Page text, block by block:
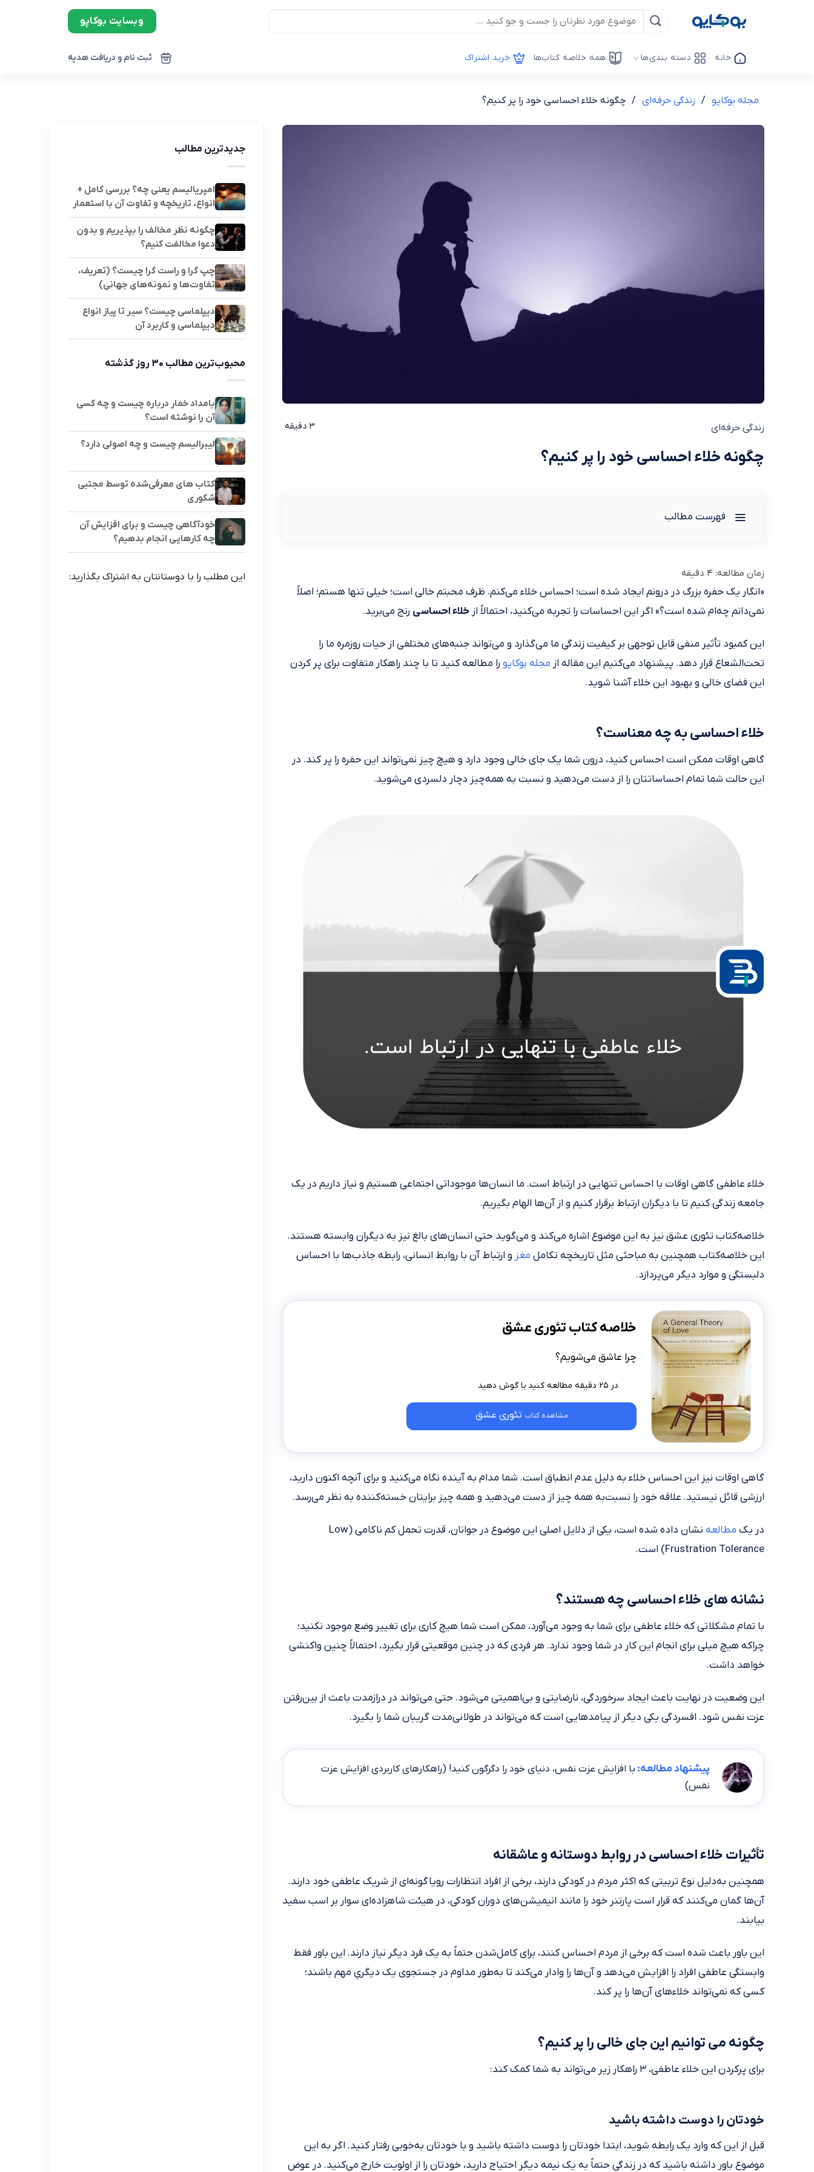
وبسایت بوکاپو
خانه دسته بندی‌ها همه خلاصه کتاب‌ها خرید اشتراک ثبت نام و دریافت هدیه
مجله بوکاپو / زندگی حرفه‌ای / چگونه خلاء احساسی خود را پر کنیم؟
زندگی حرفه‌ای 3 دقیقه
چگونه خلاء احساسی خود را پر کنیم؟
فهرست مطالب
زمان مطالعه: 4 دقیقه
«انگار یک حفره بزرگ در درونم ایجاد شده است؛ احساس خلاء می‌کنم. ظرف محبتم خالی است؛ خیلی تنها هستم؛ اصلاً
نمی‌دانم چه‌ام شده است؟» اگر این احساسات را تجربه می‌کنید، احتمالاً از خلاء احساسی رنج می‌برید.
این کمبود تأثیر منفی قابل توجهی بر کیفیت زندگی ما می‌گذارد و می‌تواند جنبه‌های مختلفی از حیات روزمره ما را
تحت‌الشعاع قرار دهد. پیشنهاد می‌کنیم این مقاله از مجله بوکاپو را مطالعه کنید تا با چند راهکار متفاوت برای پر کردن
این فضای خالی و بهبود این خلاء آشنا شوید.
خلاء احساسی به چه معناست؟
گاهی اوقات ممکن است احساس کنید، درون شما یک جای خالی وجود دارد و هیچ چیز نمی‌تواند این حفره را پر کند. در
این حالت شما تمام احساساتتان را از دست می‌دهید و نسبت به همه‌چیز دچار دلسردی می‌شوید.
خلاء عاطفی گاهی اوقات با احساس تنهایی در ارتباط است. ما انسان‌ها موجوداتی اجتماعی هستیم و نیاز داریم در یک
جامعه زندگی کنیم تا با دیگران ارتباط برقرار کنیم و از آن‌ها الهام بگیریم.
خلاصه‌کتاب تئوری عشق نیز به این موضوع اشاره می‌کند و می‌گوید حتی انسان‌های بالغ نیز به دیگران وابسته هستند.
این خلاصه‌کتاب همچنین به مباحثی مثل تاریخچه تکامل مغز و ارتباط آن با روابط انسانی، رابطه جاذب‌ها با احساس
دلبستگی و موارد دیگر می‌پردازد.
خلاصه کتاب تئوری عشق
چرا عاشق می‌شویم؟
در ۲۵ دقیقه مطالعه کنید
مشاهده کتاب تئوری عشق
گاهی اوقات نیز این احساس خلاء به دلیل عدم انطباق است. شما مدام به آینده نگاه می‌کنید و برای آنچه اکنون دارید،
ارزشی قائل نیستید. علاقه خود را نسبت‌به همه چیز از دست می‌دهید و همه چیز برایتان خسته‌کننده به نظر می‌رسد.
در یک مطالعه
نشان داده شده است، یکی از دلایل اصلی این موضوع در جوانان، قدرت تحمل کم ناکامی (Low
Frustration Tolerance) است.
نشانه های خلاء احساسی چه هستند؟
با تمام مشکلاتی که خلاء عاطفی برای شما به وجود می‌آورد، ممکن است شما هیچ کاری برای تغییر وضع موجود نکنید؛
چراکه هیچ میلی برای انجام این کار در شما وجود ندارد. هر فردی که در چنین موقعیتی قرار بگیرد، احتمالاً چنین واکنشی
خواهد داشت.
این وضعیت در نهایت باعث ایجاد سرخوردگی، نارضایتی و بی‌اهمیتی می‌شود. حتی می‌تواند در درازمدت باعث از بین‌رفتن
عزت نفس شود. افسردگی یکی دیگر از پیامدهایی است که می‌تواند در طولانی‌مدت گریبان شما را بگیرد.
پیشنهاد مطالعه: با افزایش عزت نفس، دنیای خود را دگرگون کنید! (راهکارهای کاربردی افزایش عزت
نفس)
تأثیرات خلاء احساسی در روابط دوستانه و عاشقانه
همچنین به‌دلیل نوع تربیتی که اکثر مردم در کودکی دارند، برخی از افراد انتظارات رویاگونه‌ای از شریک عاطفی خود دارند.
آن‌ها گمان می‌کنند که قرار است پارتنر خود را مانند انیمیشن‌های دوران کودکی، در هیئت شاهزاده‌ای سوار بر اسب سفید
بیابند.
این باور باعث شده است که برخی از مردم احساس کنند، برای کامل‌شدن حتماً به یک فرد دیگر نیاز دارند. این باور فقط
وابستگی عاطفی افراد را افزایش می‌دهد و آن‌ها را وادار می‌کند تا به‌طور مداوم در جستجوی یک دیگریِ مهم باشند؛
کسی که نمی‌تواند خلاء‌های آن‌ها را پر کند.
چگونه می توانیم این جای خالی را پر کنیم؟
برای پرکردن این خلاء عاطفی، ۳ راهکار زیر می‌تواند به شما کمک کند:
خودتان را دوست داشته باشید
قبل از این که وارد یک رابطه شوید، ابتدا خودتان را دوست داشته باشید و با خودتان به‌خوبی رفتار کنید. اگر به این
موضوع باور داشته باشید که در زندگی حتماً به یک نیمه دیگر احتیاج دارید، خودتان را از اولویت خارج می‌کنید. در عوض
جدیدترین مطالب
امپریالیسم یعنی چه؟ بررسی کامل +
انواع، تاریخچه و تفاوت آن با استعمار
چگونه نظر مخالف را بپذیریم و بدون
دعوا مخالفت کنیم؟
چپ گرا و راست گرا چیست؟ (تعریف،
تفاوت‌ها و نمونه‌های جهانی)
دیپلماسی چیست؟ سیر تا پیاز انواع
دیپلماسی و کاربرد آن
محبوب‌ترین مطالب ۳۰ روز گذشته
بامداد خمار درباره چیست و چه کسی
آن را نوشته است؟
لیبرالیسم چیست و چه اصولی دارد؟
کتاب های معرفی‌شده توسط مجتبی
شکوری
خودآگاهی چیست و برای افزایش آن
چه کارهایی انجام بدهیم؟
این مطلب را با دوستانتان به اشتراک بگذارید: